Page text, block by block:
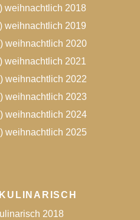
weihnachtlich 2018
weihnachtlich 2019
weihnachtlich 2020
weihnachtlich 2021
weihnachtlich 2022
weihnachtlich 2023
weihnachtlich 2024
weihnachtlich 2025
2018